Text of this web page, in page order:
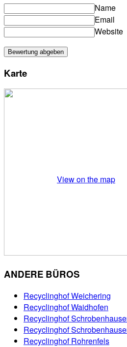
Name
Email
Website
Karte
View on the map
ANDERE BÜROS
Recyclinghof Weichering
Recyclinghof Waidhofen
Recyclinghof
Recyclinghof
Recyclinghof Rohrenfels